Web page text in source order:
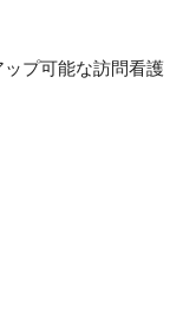
ョン多摩　■■
」が最寄りの訪問
た南多摩地域に対
利用者様のニーズ
からのお問い合わ
ション町田店」と
通勤するスタッフ
プ可能な訪問看護